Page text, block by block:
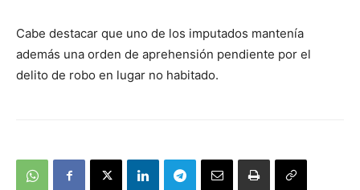
Cabe destacar que uno de los imputados mantenía
además una orden de aprehensión pendiente por el
delito de robo en lugar no habitado.